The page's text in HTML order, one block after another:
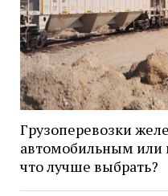
Грузоперевозки
автомобильным или
что лучше выбрать?